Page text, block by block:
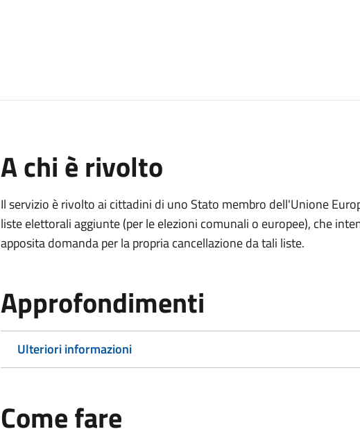
A chi è rivolto
Il servizio è rivolto ai cittadini di uno Stato membro dell'Unione
liste elettorali aggiunte (per le elezioni comunali o europee), che
apposita domanda per la propria cancellazione da tali liste.
Approfondimenti
Ulteriori informazioni
Come fare